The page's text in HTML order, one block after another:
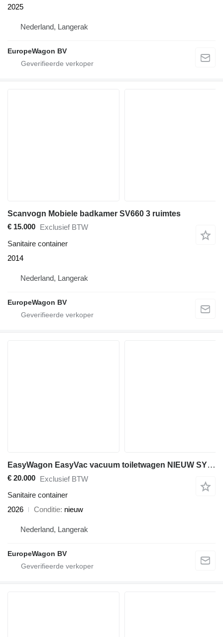
2025
Nederland, Langerak
EuropeWagon BV
Scanvogn Mobiele badkamer SV660 3 ruimtes
€ 15.000 Exclusief BTW
Sanitaire container
2014
Nederland, Langerak
EuropeWagon BV
EasyWagon EasyVac vacuum toiletwagen NIEUW SYSTEEM
€ 20.000 Exclusief BTW
Sanitaire container
2026
Conditie nieuw
Nederland, Langerak
EuropeWagon BV